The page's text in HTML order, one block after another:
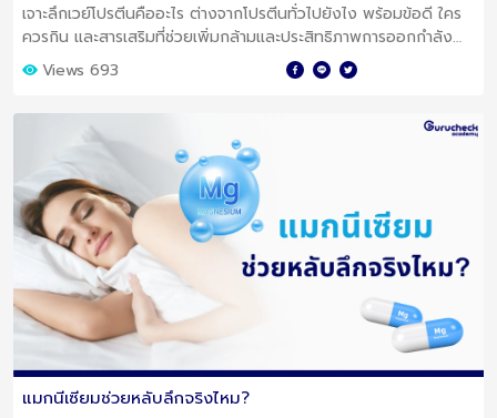
เจาะลึกเวย์โปรตีนคืออะไร ต่างจากโปรตีนทั่วไปยังไง พร้อมข้อดี ใคร
ควรกิน และสารเสริมที่ช่วยเพิ่มกล้ามและประสิทธิภาพการออกกำลัง
กายViews 693
แมกนีเซียมช่วยหลับลึกจริงไหม?